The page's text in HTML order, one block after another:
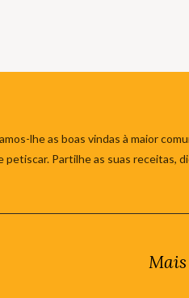
lhe as boas vindas à maior
petiscar. Partilhe as suas receitas,